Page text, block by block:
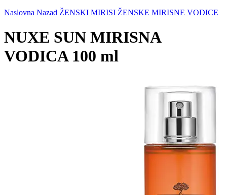
Naslovna Nazad ŽENSKI MIRISI ŽENSKE MIRISNE VODICE
NUXE SUN MIRISNA
VODICA 100 ml